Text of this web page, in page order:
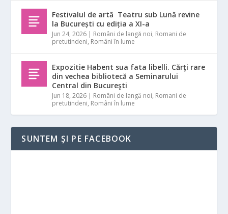
Festivalul de artă Teatru sub Lună revine
la București cu ediția a XI-a
Jun 24, 2026 | Români de langă noi, Romani de
pretutindeni, Români în lume
Expozitie Habent sua fata libelli. Cărţi rare
din vechea bibliotecă a Seminarului
Central din Bucureşti
Jun 18, 2026 | Români de langă noi, Romani de
pretutindeni, Români în lume
SUNTEM ȘI PE FACEBOOK